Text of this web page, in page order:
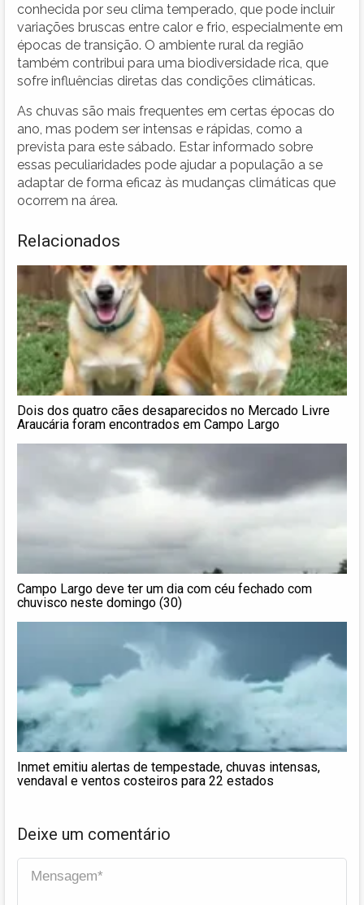
conhecida por seu clima temperado, que pode incluir
variações bruscas entre calor e frio, especialmente em
épocas de transição. O ambiente rural da região
também contribui para uma biodiversidade rica, que
sofre influências diretas das condições climáticas.
As chuvas são mais frequentes em certas épocas do
ano, mas podem ser intensas e rápidas, como a
prevista para este sábado. Estar informado sobre
essas peculiaridades pode ajudar a população a se
adaptar de forma eficaz às mudanças climáticas que
ocorrem na área.
Relacionados
Dois dos quatro cães desaparecidos no Mercado Livre
Araucária foram encontrados em Campo Largo
Campo Largo deve ter um dia com céu fechado com
chuvisco neste domingo (30)
Inmet emitiu alertas de tempestade, chuvas intensas,
vendaval e ventos costeiros para 22 estados
Deixe um comentário